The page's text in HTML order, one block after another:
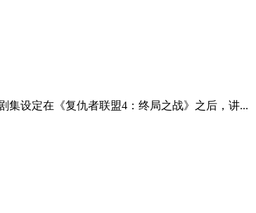
集设定在《复仇者联盟4：终局之战》之后，讲...